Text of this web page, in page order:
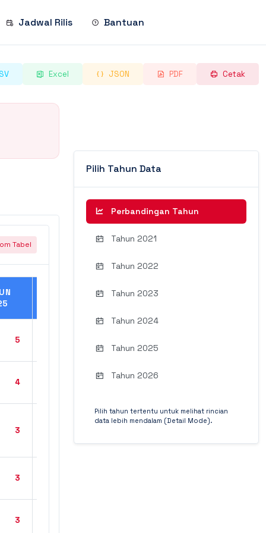
Jadwal Rilis Bantuan
Excel JSON PDF Cetak
Tabel
5
4
3
3
3
Pilih Tahun Data
Perbandingan Tahun
Tahun 2021
Tahun 2022
Tahun 2023
Tahun 2024
Tahun 2025
Tahun 2026
Pilih tahun tertentu untuk melihat rincian
data lebih mendalam (Detail Mode).